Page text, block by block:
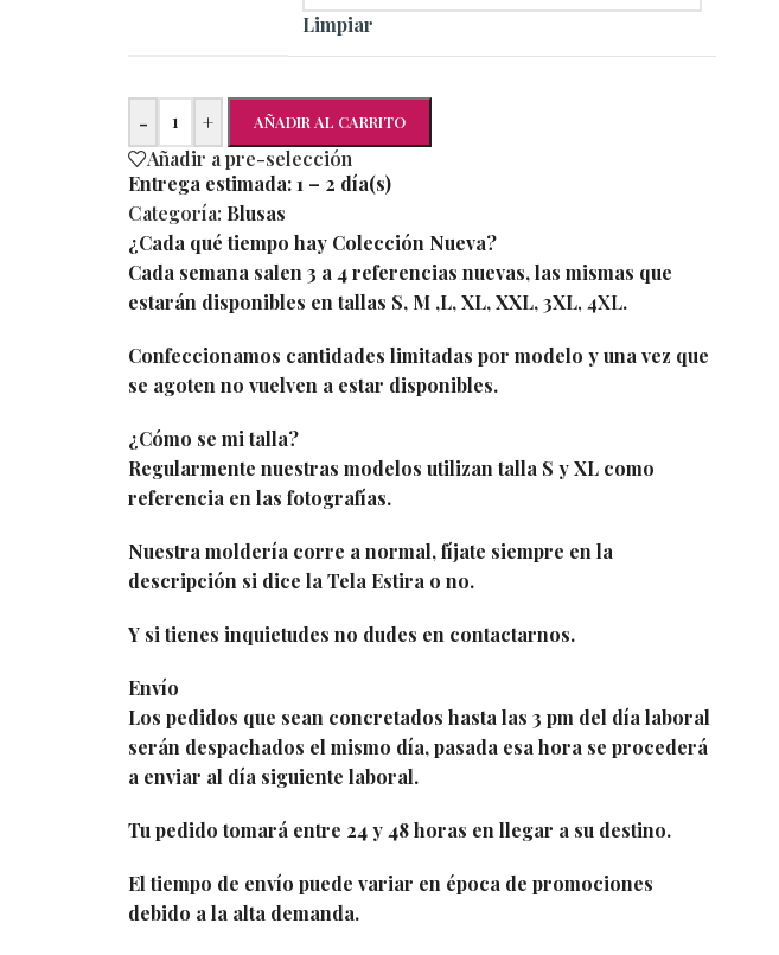
Limpiar
- + AÑADIR AL CARRITO
Añadir a pre-selección
Entrega estimada:1 – 2 día(s)
Categoría: Blusas
¿Cada qué tiempo hay Colección Nueva?
Cada semana salen 3 a 4 referencias nuevas, las mismas que
estarán disponibles en tallas S, M ,L, XL, XXL, 3XL, 4XL.
Confeccionamos cantidades limitadas por modelo y una vez que
se agoten no vuelven a estar disponibles.
¿Cómo se mi talla?
Regularmente nuestras modelos utilizan talla S y XL como
referencia en las fotografías.
Nuestra moldería corre a normal, fíjate siempre en la
descripción si dice la Tela Estira o no.
Y si tienes inquietudes no dudes en contactarnos.
Envío
Los pedidos que sean concretados hasta las 3 pm del día laboral
serán despachados el mismo día, pasada esa hora se procederá
a enviar al día siguiente laboral.
Tu pedido tomará entre 24 y 48 horas en llegar a su destino.
El tiempo de envío puede variar en época de promociones
debido a la alta demanda.